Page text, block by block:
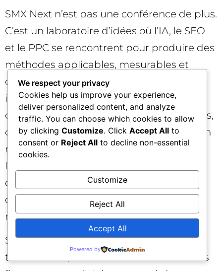
SMX Next n’est pas une conférence de plus.
C’est un laboratoire d’idées où l’IA, le SEO
et le PPC se rencontrent pour produire des
méthodes applicables, mesurables et
durables. Les approches qui y émergent
influenceront les standards de 2027 :
comment on gagne dans les AI Overviews,
comment on gouverne la donnée dans un
monde privacysafe, comment on mesure
l’incrémental plutôt que le vanity, et
comment on conçoit des expériences
compatibles avec des agents qui
naviguent à notre place.
Si vous avez construit une méthode qui
tient la route, des résultats dont vous êtes
We respect your privacy
Cookies help us improve your experience,
deliver personalized content, and analyze
traffic. You can choose which cookies to allow
by clicking Customize. Click Accept All to
consent or Reject All to decline non-essential
cookies.
Customize
Reject All
Accept All
Powered by